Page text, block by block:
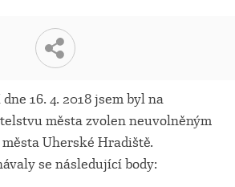
16. 4. 2018 jsem byl na
města zvolen neuvolněným
Uherské Hradiště.
se následující body: